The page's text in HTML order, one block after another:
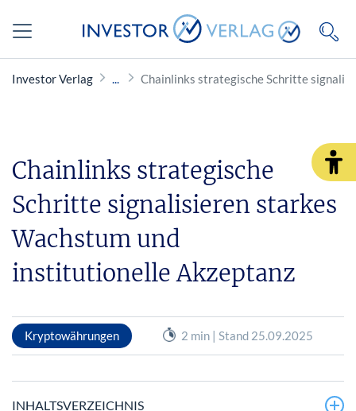
Investor Verlag Chainlinks strategische Schritte
Chainlinks strategische
Schritte signalisieren starkes
Wachstum und
institutionelle Akzeptanz
Kryptowährungen 2 min | Stand 25.09.2025
INHALTSVERZEICHNIS